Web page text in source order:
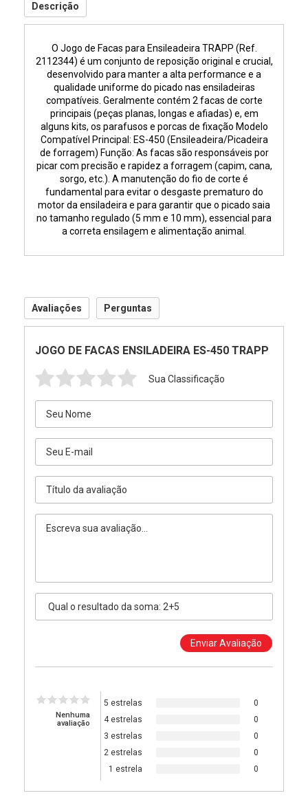
Descrição
O Jogo de Facas para Ensileadeira TRAPP (Ref.
2112344) é um conjunto de reposição original e crucial,
desenvolvido para manter a alta performance e a
qualidade uniforme do picado nas ensiladeiras
compatíveis. Geralmente contém 2 facas de corte
principais (peças planas, longas e afiadas) e, em
alguns kits, os parafusos e porcas de fixação Modelo
Compatível Principal: ES-450 (Ensileadeira/Picadeira
de forragem) Função: As facas são responsáveis por
picar com precisão e rapidez a forragem (capim, cana,
sorgo, etc.). A manutenção do fio de corte é
fundamental para evitar o desgaste prematuro do
motor da ensiladeira e para garantir que o picado saia
no tamanho regulado (5 mm e 10 mm), essencial para
a correta ensilagem e alimentação animal.
Avaliações Perguntas
JOGO DE FACAS ENSILADEIRA ES-450 TRAPP
Sua Classificação
Nenhuma
avaliação
5 estrelas
0
4 estrelas
0
3 estrelas
0
2 estrelas
0
1 estrela
0